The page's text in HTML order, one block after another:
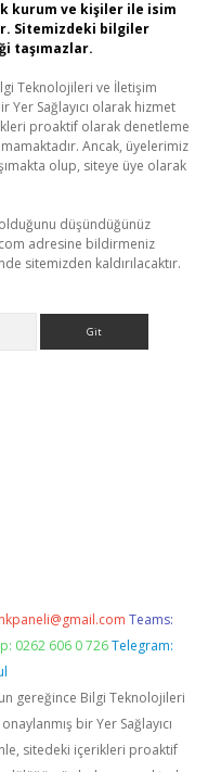
kurum ve kişiler ile isim
Sitemizdeki bilgiler
taşımazlar.
Teknolojileri ve İletişim
Yer Sağlayıcı olarak hizmet
proaktif olarak denetleme
Ancak, üyelerimiz
olup, siteye üye olarak
düşündüğünüz
adresine bildirmeniz
sitemizden kaldırılacaktır.
Teams:
0262 606 0 726 Telegram:
gereğince Bilgi Teknolojileri
bir Yer Sağlayıcı
sitedeki içerikleri proaktif